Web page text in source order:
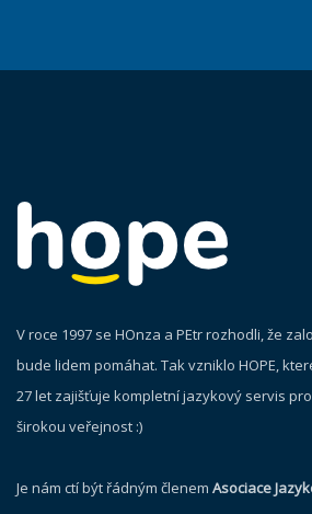
V roce 1997 se HOnza a PEtr rozhodli, že
bude lidem pomáhat. Tak vzniklo HOPE,
27 let zajišťuje kompletní jazykový servis
širokou veřejnost :)
Je nám ctí být řádným členem Asociace